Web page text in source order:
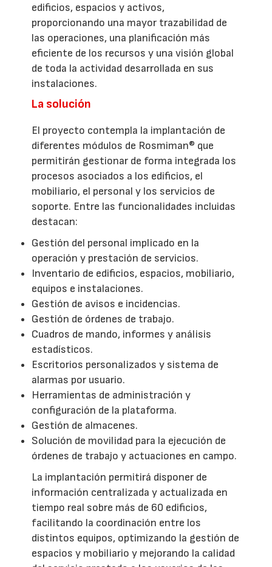
edificios, espacios y activos,
proporcionando una mayor trazabilidad de
las operaciones, una planificación más
eficiente de los recursos y una visión global
de toda la actividad desarrollada en sus
instalaciones.
La solución
El proyecto contempla la implantación de
diferentes módulos de Rosmiman® que
permitirán gestionar de forma integrada los
procesos asociados a los edificios, el
mobiliario, el personal y los servicios de
soporte. Entre las funcionalidades incluidas
destacan:
Gestión del personal implicado en la
operación y prestación de servicios.
Inventario de edificios, espacios, mobiliario,
equipos e instalaciones.
Gestión de avisos e incidencias.
Gestión de órdenes de trabajo.
Cuadros de mando, informes y análisis
estadísticos.
Escritorios personalizados y sistema de
alarmas por usuario.
Herramientas de administración y
configuración de la plataforma.
Gestión de almacenes.
Solución de movilidad para la ejecución de
órdenes de trabajo y actuaciones en campo.
La implantación permitirá disponer de
información centralizada y actualizada en
tiempo real sobre más de 60 edificios,
facilitando la coordinación entre los
distintos equipos, optimizando la gestión de
espacios y mobiliario y mejorando la calidad